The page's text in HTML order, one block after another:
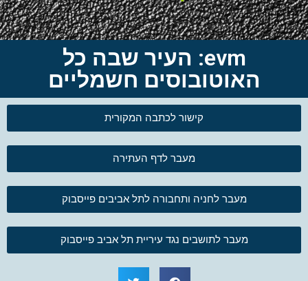
evm: העיר שבה כל
האוטובוסים חשמליים
קישור לכתבה המקורית
מעבר לדף העתירה
מעבר לחניה ותחבורה לתל אביבים פייסבוק
מעבר לתושבים נגד עיריית תל אביב פייסבוק